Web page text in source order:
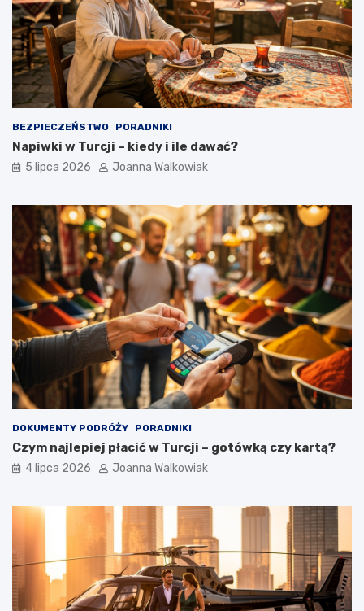
BEZPIECZEŃSTWO PORADNIKI
Napiwki w Turcji – kiedy i ile dawać?
5 lipca 2026 Joanna Walkowiak
DOKUMENTY PODRÓŻY PORADNIKI
Czym najlepiej płacić w Turcji – gotówką czy kartą?
4 lipca 2026 Joanna Walkowiak